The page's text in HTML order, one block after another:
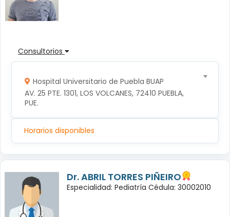
Consultorios
Hospital Universitario de Puebla BUAP
AV. 25 PTE. 1301, LOS VOLCANES, 72410 PUEBLA,
PUE.
Horarios disponibles
Dr. ABRIL TORRES PIÑEIRO
Especialidad: Pediatría Cédula: 30002010